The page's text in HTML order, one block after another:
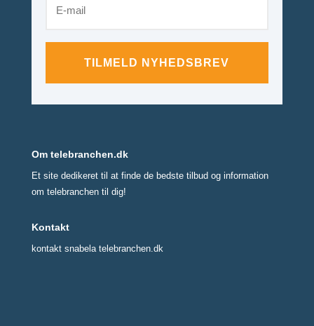
TILMELD NYHEDSBREV
Om telebranchen.dk
Et site dedikeret til at finde de bedste tilbud og information
om telebranchen til dig!
Kontakt
kontakt snabela telebranchen.dk